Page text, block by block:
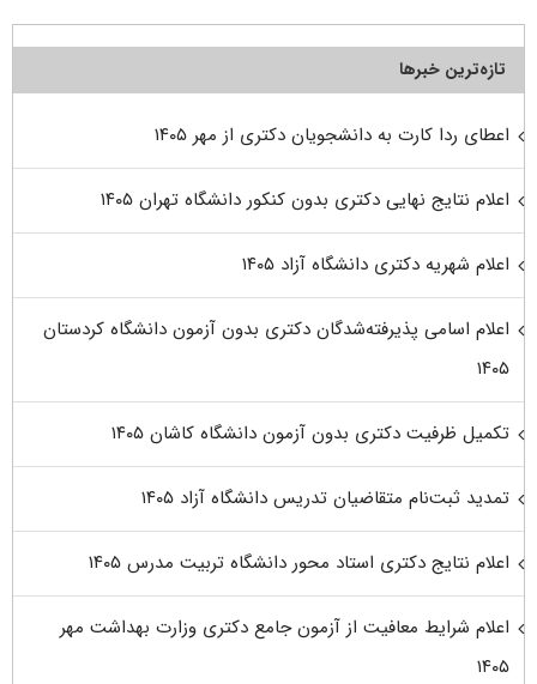
تازه‌ترین خبرها
اعطای ردا کارت به دانشجویان دکتری از مهر ۱۴۰۵
اعلام نتایج نهایی دکتری بدون کنکور دانشگاه تهران ۱۴۰۵
اعلام شهریه دکتری دانشگاه آزاد ۱۴۰۵
اعلام اسامی پذیرفته‌شدگان دکتری بدون آزمون دانشگاه کردستان
۱۴۰۵
تکمیل ظرفیت دکتری بدون آزمون دانشگاه کاشان ۱۴۰۵
تمدید ثبت‌نام متقاضیان تدریس دانشگاه آزاد ۱۴۰۵
اعلام نتایج دکتری استاد محور دانشگاه تربیت مدرس ۱۴۰۵
اعلام شرایط معافیت از آزمون جامع دکتری وزارت بهداشت مهر
۱۴۰۵